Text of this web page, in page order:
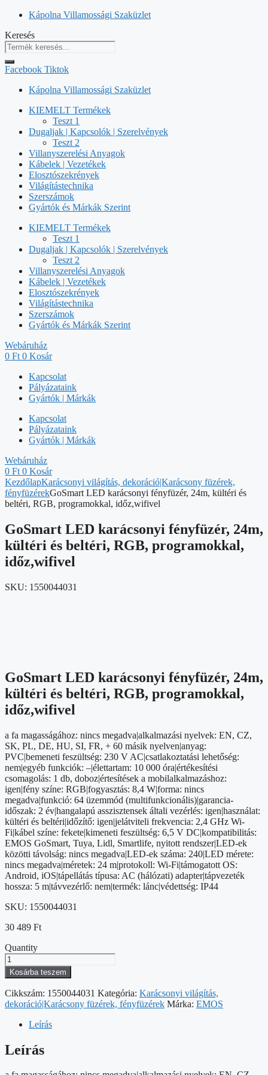
Kilépés
tartalomba
Kápolna Villamossági Szaküzlet
Keresés
Facebook Tiktok
Kápolna Villamossági Szaküzlet
KIEMELT Termékek
Teszt 1
Dugaljak | Kapcsolók | Szerelvények
Teszt 2
Villanyszerelési Anyagok
Kábelek | Vezetékek
Elosztószekrények
Világítástechnika
Szerszámok
Gyártók és Márkák Szerint
KIEMELT Termékek
Teszt 1
Dugaljak | Kapcsolók | Szerelvények
Teszt 2
Villanyszerelési Anyagok
Kábelek | Vezetékek
Elosztószekrények
Világítástechnika
Szerszámok
Gyártók és Márkák Szerint
Webáruház
0 Ft 0 Kosár
Kapcsolat
Pályázataink
Gyártók | Márkák
Kapcsolat
Pályázataink
Gyártók | Márkák
Webáruház
0 Ft 0 Kosár
KezdőlapKarácsonyi világítás, dekoráció|Karácsony füzérek,
fényfüzérekGoSmart LED karácsonyi fényfüzér, 24m, kültéri és
beltéri, RGB, programokkal, időz,wifivel
GoSmart LED karácsonyi fényfüzér, 24m,
kültéri és beltéri, RGB, programokkal,
időz,wifivel
SKU: 1550044031
GoSmart LED karácsonyi fényfüzér, 24m,
kültéri és beltéri, RGB, programokkal,
időz,wifivel
a fa magasságához: nincs megadva|alkalmazási nyelvek: EN, CZ,
SK, PL, DE, HU, SI, FR, + 60 másik nyelven|anyag:
PVC|bemeneti feszültség: 230 V AC|csatlakoztatási lehetőség:
nem|egyéb funkciók: –|élettartam: 10 000 óra|értékesítési
csomagolás: 1 db, doboz|értesítések a mobilalkalmazáshoz:
igen|fény színe: RGB|fogyasztás: 8,4 W|forma: nincs
megadva|funkció: 64 üzemmód (multifunkcionális)|garancia-
időszak: 2 év|hangalapú asszisztensek általi vezérlés: igen|használat:
kültéri és beltéri|időzítő: igen|jelátviteli frekvencia: 2,4 GHz Wi-
Fi|kábel színe: fekete|kimeneti feszültség: 6,5 V DC|kompatibilitás:
EMOS GoSmart, Tuya, Lidl, Smartlife, nyitott rendszer|LED-ek
közötti távolság: nincs megadva|LED-ek száma: 240|LED mérete:
nincs megadva|méretek: 24 m|protokoll: Wi-Fi|támogatott OS:
Android, iOS|tápellátás típusa: AC (hálózati) adapter|tápvezeték
hossza: 5 m|távvezérlő: nem|termék: lánc|védettség: IP44
SKU: 1550044031
30 489 Ft
Quantity
GoSmart
LED
karácsonyi
fényfüzér,
24m,
kültéri
RGB,
programokkal,
Kosárba teszem
Cikkszám: 1550044031 Kategória: Karácsonyi világítás,
dekoráció|Karácsony füzérek, fényfüzérek Márka: EMOS
Leírás
Leírás